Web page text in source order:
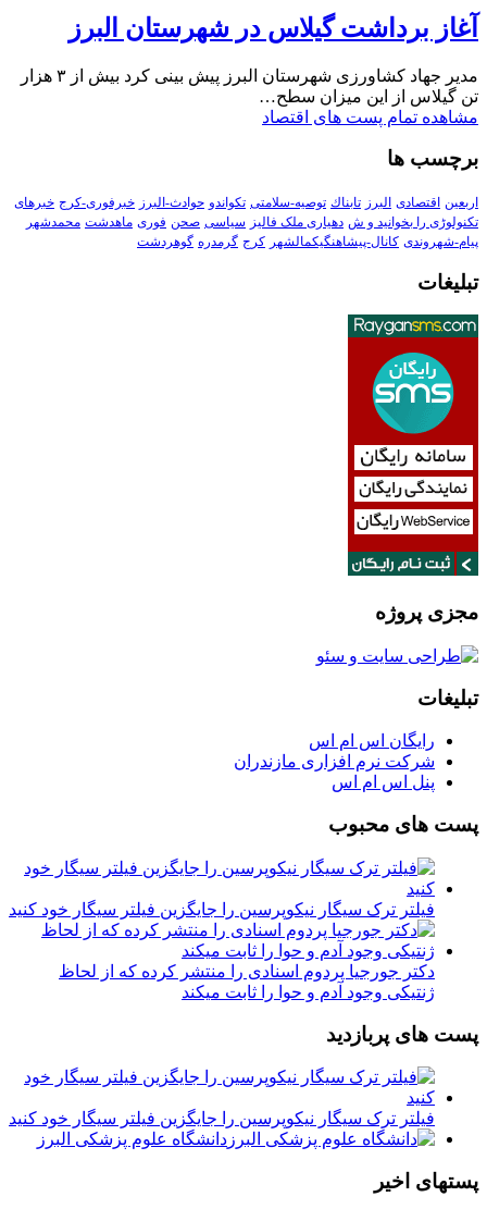
آغاز برداشت گیلاس در شهرستان البرز
مدیر جهاد کشاورزی شهرستان البرز پیش بینی کرد بیش از ۳ هزار
تن گیلاس از این میزان سطح…
مشاهده تمام پست های اقتصاد
برچسب ها
اربعین اقتصادی البرز تابناك توصیه-سلامتی تکواندو حوادث-البرز خبرفوری-کرج خبرهای
تکنولوڑی را بخوانید و ش دهیاری ملک فالیز سیاسی صحن فوری ماهدشت محمدشهر
پیام-شهروندی کانال-پیشاهنگیکمالشهر کرج گرمدره گوهردشت
تبلیغات
مجزی پروژه
تبلیغات
رایگان اس ام اس
شرکت نرم افزاری مازندران
پنل اس ام اس
پست های محبوب
فیلتر ترک سیگار نیکوپرسین را جایگزین فیلتر سیگار خود کنید
دکتر جورجیا پردوم اسنادی را منتشر کرده که از لحاظ
ژنتیکی وجود آدم و حوا را ثابت میکند
پست های پربازدید
فیلتر ترک سیگار نیکوپرسین را جایگزین فیلتر سیگار خود کنید
دانشگاه علوم پزشکی البرز
پستهای اخیر